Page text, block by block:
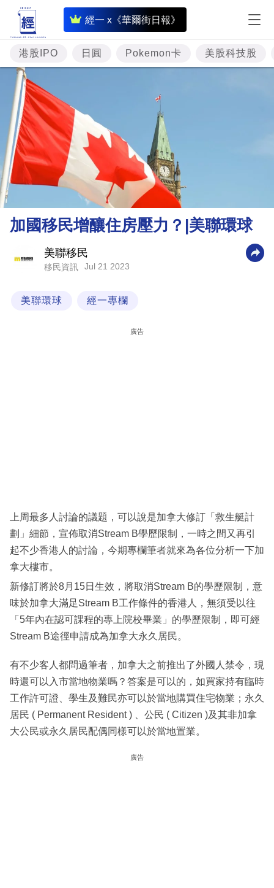
經一 x《華爾街日報》
即
時
財
經
資
理
財
商
業
閱
專
區
港股IPO 日圓 Pokemon卡 美股科技股
加國移民增釀住房壓力？|美聯環球
美聯移民
移民資訊 Jul 21 2023
美聯環球 經一專欄
廣告
上周最多人討論的議題，可以說是加拿大修訂「救生艇計
劃」細節，宣佈取消Stream B學歷限制，一時之間又再引
起不少香港人的討論，今期專欄筆者就來為各位分析一下加
拿大樓市。
新修訂將於8月15日生效，將取消Stream B的學歷限制，意
味於加拿大滿足Stream B工作條件的香港人，無須受以往
「5年內在認可課程的專上院校畢業」的學歷限制，即可經
Stream B途徑申請成為加拿大永久居民。
有不少客人都問過筆者，加拿大之前推出了外國人禁令，現
時還可以入市當地物業嗎？答案是可以的，如買家持有臨時
工作許可證、學生及難民亦可以於當地購買住宅物業；永久
居民 ( Permanent Resident ) 、公民 ( Citizen )及其非加拿
大公民或永久居民配偶同樣可以於當地置業。
廣告